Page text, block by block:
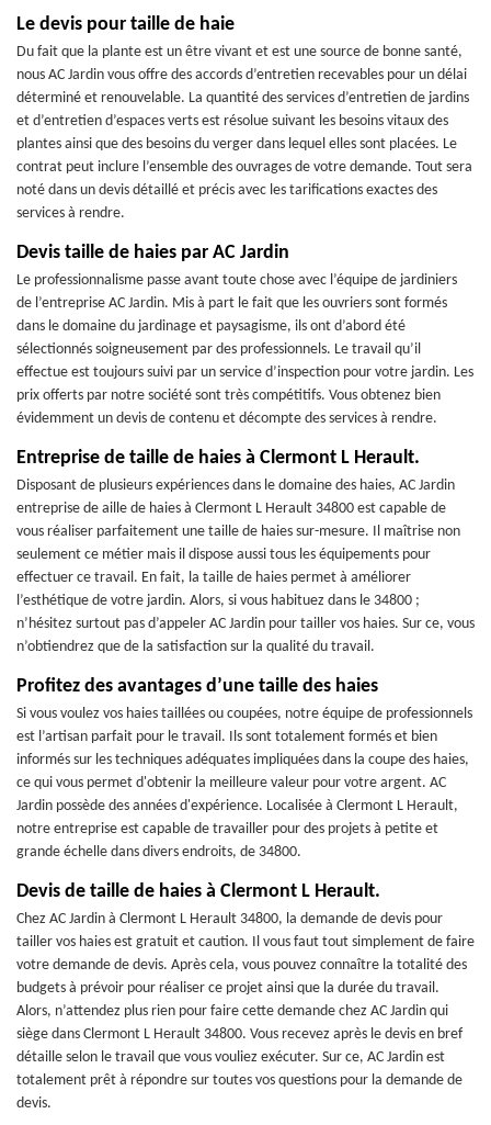
Le devis pour taille de haie
Du fait que la plante est un être vivant et est une source de bonne santé,
nous AC Jardin vous offre des accords d’entretien recevables pour un délai
déterminé et renouvelable. La quantité des services d’entretien de jardins
et d’entretien d’espaces verts est résolue suivant les besoins vitaux des
plantes ainsi que des besoins du verger dans lequel elles sont placées. Le
contrat peut inclure l’ensemble des ouvrages de votre demande. Tout sera
noté dans un devis détaillé et précis avec les tarifications exactes des
services à rendre.
Devis taille de haies par AC Jardin
Le professionnalisme passe avant toute chose avec l’équipe de jardiniers
de l’entreprise AC Jardin. Mis à part le fait que les ouvriers sont formés
dans le domaine du jardinage et paysagisme, ils ont d’abord été
sélectionnés soigneusement par des professionnels. Le travail qu’il
effectue est toujours suivi par un service d’inspection pour votre jardin. Les
prix offerts par notre société sont très compétitifs. Vous obtenez bien
évidemment un devis de contenu et décompte des services à rendre.
Entreprise de taille de haies à Clermont L Herault.
Disposant de plusieurs expériences dans le domaine des haies, AC Jardin
entreprise de aille de haies à Clermont L Herault 34800 est capable de
vous réaliser parfaitement une taille de haies sur-mesure. Il maîtrise non
seulement ce métier mais il dispose aussi tous les équipements pour
effectuer ce travail. En fait, la taille de haies permet à améliorer
l’esthétique de votre jardin. Alors, si vous habituez dans le 34800 ;
n’hésitez surtout pas d’appeler AC Jardin pour tailler vos haies. Sur ce, vous
n’obtiendrez que de la satisfaction sur la qualité du travail.
Profitez des avantages d’une taille des haies
Si vous voulez vos haies taillées ou coupées, notre équipe de professionnels
est l’artisan parfait pour le travail. Ils sont totalement formés et bien
informés sur les techniques adéquates impliquées dans la coupe des haies,
ce qui vous permet d'obtenir la meilleure valeur pour votre argent. AC
Jardin possède des années d'expérience. Localisée à Clermont L Herault,
notre entreprise est capable de travailler pour des projets à petite et
grande échelle dans divers endroits, de 34800.
Devis de taille de haies à Clermont L Herault.
Chez AC Jardin à Clermont L Herault 34800, la demande de devis pour
tailler vos haies est gratuit et caution. Il vous faut tout simplement de faire
votre demande de devis. Après cela, vous pouvez connaître la totalité des
budgets à prévoir pour réaliser ce projet ainsi que la durée du travail.
Alors, n’attendez plus rien pour faire cette demande chez AC Jardin qui
siège dans Clermont L Herault 34800. Vous recevez après le devis en bref
détaille selon le travail que vous vouliez exécuter. Sur ce, AC Jardin est
totalement prêt à répondre sur toutes vos questions pour la demande de
devis.